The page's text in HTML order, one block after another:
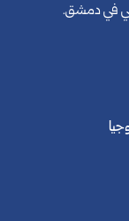
في دمشق.